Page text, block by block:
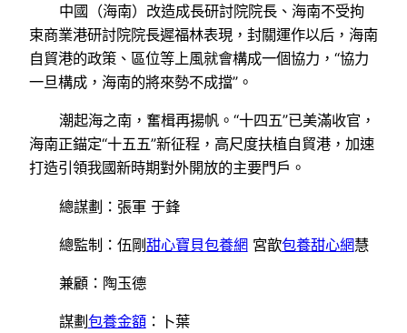
中國（海南）改造成長研討院院長、海南不受拘
束商業港研討院院長遲福林表現，封關運作以后，海南
自貿港的政策、區位等上風就會構成一個協力，“協力
一旦構成，海南的將來勢不成擋”。
潮起海之南，奮楫再揚帆。“十四五”已美滿收官，
海南正錨定“十五五”新征程，高尺度扶植自貿港，加速
打造引領我國新時期對外開放的主要門戶。
總謀劃：張軍 于鋒
總監制：伍剛甜心寶貝包養網宮歆包養甜心網慧
兼顧：陶玉德
謀劃 包養金額：卜葉